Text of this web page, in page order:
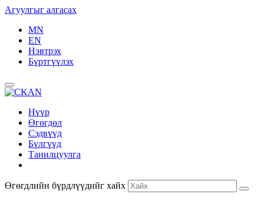
Агуулгыг алгасах
MN
EN
Нэвтрэх
Бүртгүүлэх
Нүүр
Өгөгдөл
Сэдвүүд
Бүлгүүд
Танилцуулга
Өгөгдлийн бүрдлүүдийг хайх